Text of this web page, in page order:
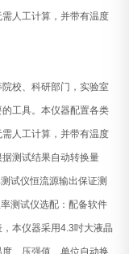
人工计算，并带有温度
校、科研部门，实验室
工具。本仪器配置各类
人工计算，并带有温度
测试结果自动转换量
试仪恒流源输出保证测
测试仪选配：配备软件
，本仪器采用4.3吋大液晶
、压强值、单位自动换